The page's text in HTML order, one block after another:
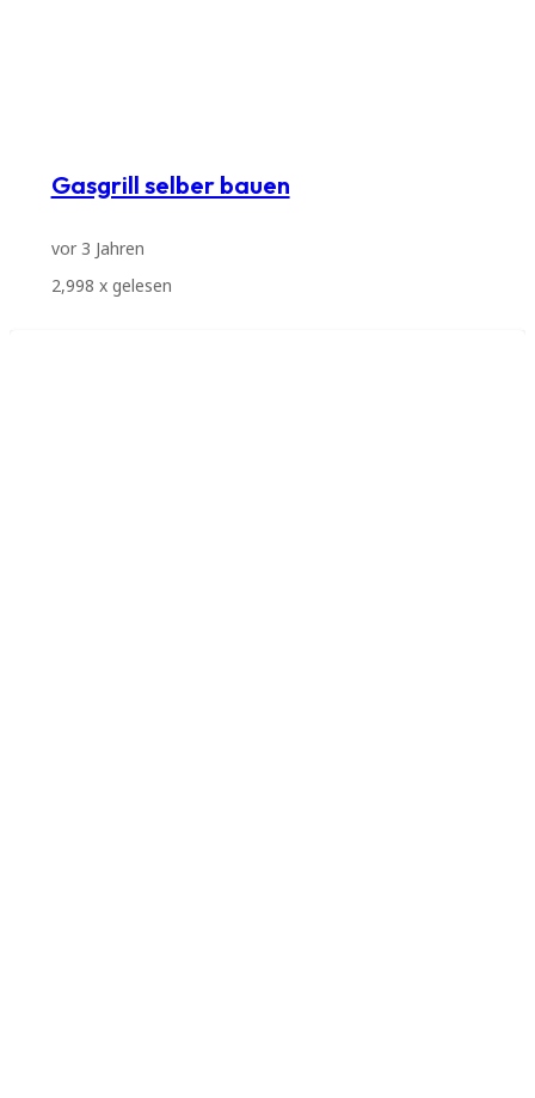
Gasgrill selber bauen
vor 3 Jahren
2,998 x gelesen